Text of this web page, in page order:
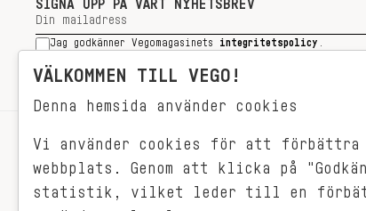
SIGNA UPP PÅ VÅRT NYHETSBREV
Jag godkänner Vegomagasinets integritetspolicy
SIGNA UPP
RECEPT
VEGONYTT
VÄLKOMMEN TILL VEGO!
Denna hemsida använder cookies
Vi använder cookies för att förbättra
webbplats. Genom att klicka på
statistik, vilket leder till en